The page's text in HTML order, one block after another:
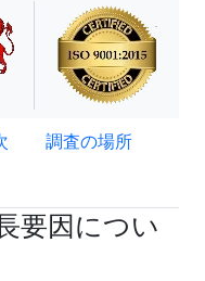
調査の場所
要因につい